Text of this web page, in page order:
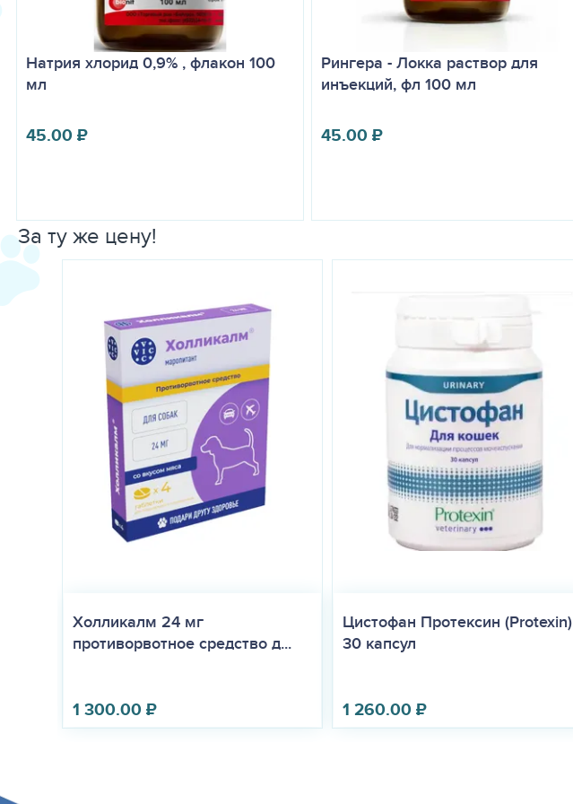
Натрия хлорид 0,9% , флакон 100
мл
45.00₽
Рингера - Локка раствор для
инъекций, фл 100 мл
45.00₽
За ту же цену!
Холликалм 24 мг
противорвотное средство д...
1 300.00₽
Цистофан Протексин (Protexin)
30 капсул
1 260.00₽